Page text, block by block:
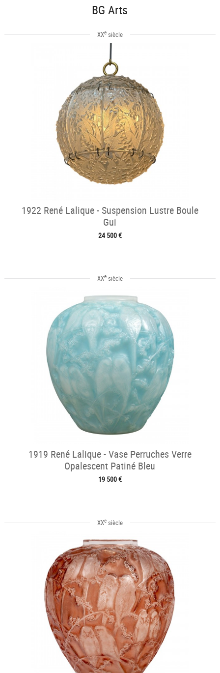
BG Arts
XXesiècle
1922 René Lalique - Suspension Lustre Boule
Gui
24 500 €
XXesiècle
1919 René Lalique - Vase Perruches Verre
Opalescent Patiné Bleu
19 500 €
XXesiècle